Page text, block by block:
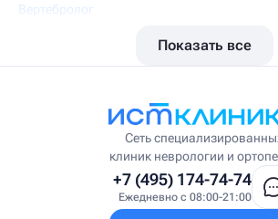
Вертебролог
Висцеральный массажист
Врач интегративной медицины
Врач первичного приёма
Показать все
Сеть
клиник неврологии и
+7 (495) 174-74-74
Ежедневно с 08:00-21:00